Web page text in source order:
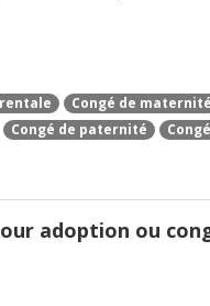
Congé de maternité
Congé de paternité
adoption ou